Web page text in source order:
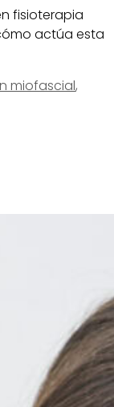
fisioterapia
actúa esta
miofascial,